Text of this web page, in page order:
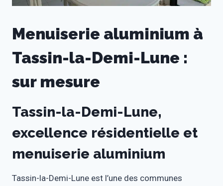
Menuiserie aluminium à
Tassin-la-Demi-Lune :
sur mesure
Tassin-la-Demi-Lune,
excellence résidentielle et
menuiserie aluminium
Tassin-la-Demi-Lune est l’une des communes